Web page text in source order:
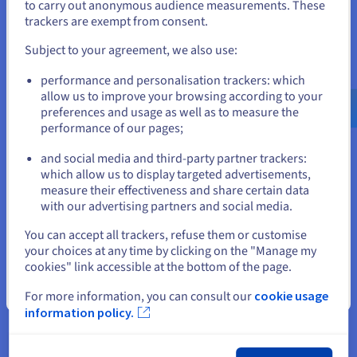
speeded up the digital transformation process, but
at the same time has reduced the number of
employees and services, leading to more
centralized operations.
In this context, the transition to online services is
still seen as unsafe and unstable.
business is being perceived as credible and useful
by his customers.
"The two biggest challenges
we face are the credibility and
usefulness of the service. Proving
that the service one offers is
in this field, together with
Als je wilt bestellen vanuit [land], moet je de juiste website
doorbladeren en een account aanmaken.
us.ovhcloud.com/
Engels USD - $
or
Blijf op de huidige website
Sluiten
to carry out anonymous audience measurements. These
trackers are exempt from consent.
Subject to your agreement, we also use:
performance and personalisation trackers: which
allow us to improve your browsing according to your
preferences and usage as well as to measure the
performance of our pages;
and social media and third-party partner trackers:
which allow us to display targeted advertisements,
measure their effectiveness and share certain data
with our advertising partners and social media.
You can accept all trackers, refuse them or customise
your choices at any time by clicking on the "Manage my
cookies" link accessible at the bottom of the page.
For more information, you can consult our cookie usage
information policy.